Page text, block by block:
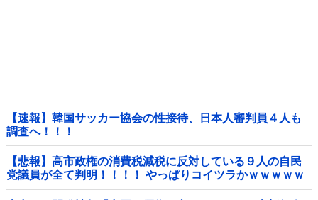
【速報】韓国サッカー協会の性接待、日本人審判員４人も
調査へ！！！
【悲報】高市政権の消費税減税に反対している９人の自民
党議員が全て判明！！！！ やっぱりコイツラかｗｗｗｗｗ